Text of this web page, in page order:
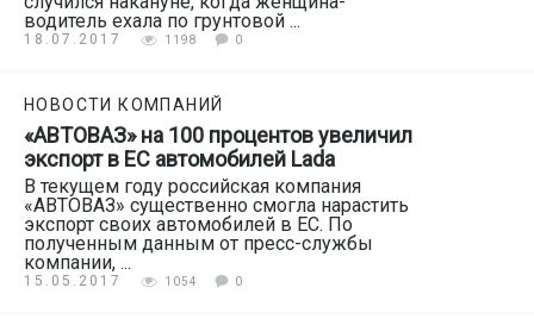
18.07.2017 1198 0
водитель ехала по грунтовой ...
НОВОСТИ КОМПАНИЙ
15.05.2017 1054 0
«АВТОВАЗ» на 100 процентов увеличил
экспорт в ЕС автомобилей Lada
В текущем году российская компания
«АВТОВАЗ» существенно смогла нарастить
экспорт своих автомобилей в ЕС. По
полученным данным от пресс-службы
компании, ...